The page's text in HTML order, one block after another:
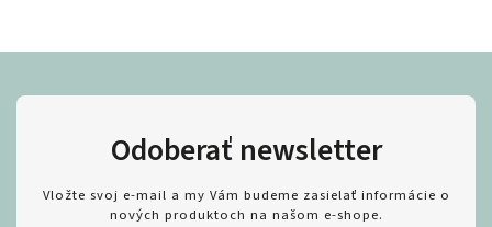
Odoberať newsletter
Vložte svoj e-mail a my Vám budeme zasielať informácie o
nových produktoch na našom e-shope.